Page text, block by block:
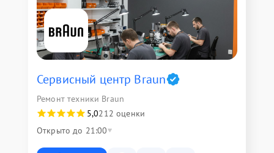
Сервисный центр Braun
Ремонт техники Braun
5,0212 оценки
Открыто до 21:00